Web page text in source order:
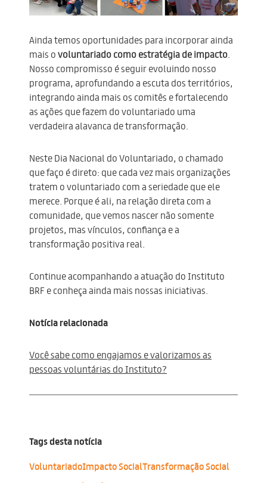
Ainda temos oportunidades para incorporar ainda
mais ovoluntariado como estratégia de impacto.
Nosso compromisso é seguir evoluindo nosso
programa, aprofundando a escuta dos territórios,
integrando ainda mais os comitês e fortalecendo
as ações que fazem do voluntariado uma
verdadeira alavanca de transformação.
Neste Dia Nacional do Voluntariado, o chamado
que faço é direto: que cada vez mais organizações
tratem o voluntariado com a seriedade que ele
merece. Porque é ali, na relação direta com a
comunidade, que vemos nascer não somente
projetos, mas vínculos, confiança e a
transformação positiva real.
Continue acompanhando a atuação do Instituto
BRF e conheça ainda mais nossas iniciativas.
Notícia relacionada
Você sabe como engajamos e valorizamos as
pessoas voluntárias do Instituto?
Tags desta notícia
VoluntariadoImpacto SocialTransformação Social